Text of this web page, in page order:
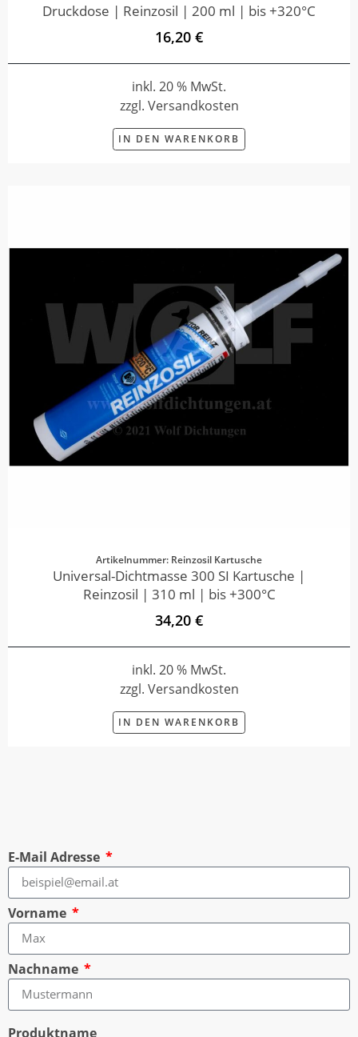
Druckdose | Reinzosil | 200 ml | bis +320°C
16,20 €
inkl. 20 % MwSt.
zzgl. Versandkosten
IN DEN WARENKORB
Artikelnummer: Reinzosil Kartusche
Universal-Dichtmasse 300 SI Kartusche |
Reinzosil | 310 ml | bis +300°C
34,20 €
inkl. 20 % MwSt.
zzgl. Versandkosten
IN DEN WARENKORB
E-Mail Adresse
Vorname
Nachname
Produktname